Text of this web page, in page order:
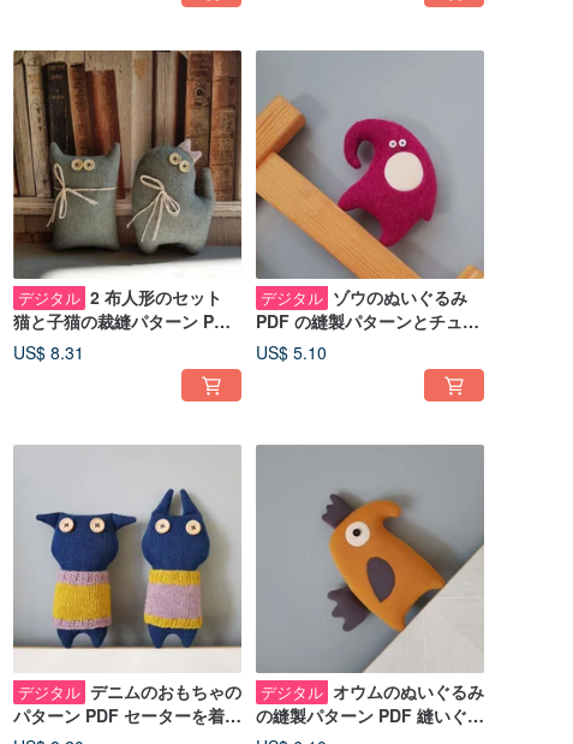
デジタル 2 布人形のセット
猫と子猫の裁縫パターン PDF
縫いぐるみ人形 チュートリア
ル デジタル
US$ 8.31
デジタル ゾウのぬいぐるみ
PDF の縫製パターンとチュー
トリアル (英語)、デジタル ダ
ウンロード
US$ 5.10
デジタル デニムのおもちゃの
パターン PDF セーターを着た
猫とウサギ 縫いぐるみ人形 英
デジタル オウムのぬいぐるみ
の縫製パターン PDF 縫いぐる
み人形のチュートリアル (英